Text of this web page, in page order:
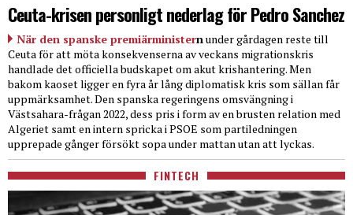
Ceuta-krisen personligt nederlag för Pedro Sanchez
När den spanske premiärministernunder gårdagen reste till
Ceuta för att möta konsekvenserna av veckans migrationskris
handlade det officiella budskapet om akut krishantering. Men
bakom kaoset ligger en fyra år lång diplomatisk kris som sällan får
uppmärksamhet. Den spanska regeringens omsvängning i
Västsahara-frågan 2022, dess pris i form av en brusten relation med
Algeriet samt en intern spricka i PSOE som partiledningen
upprepade gånger försökt sopa under mattan utan att lyckas.
FINTECH